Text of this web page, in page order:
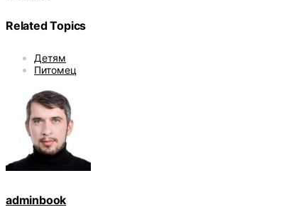
Related Topics
Детям
Питомец
adminbook